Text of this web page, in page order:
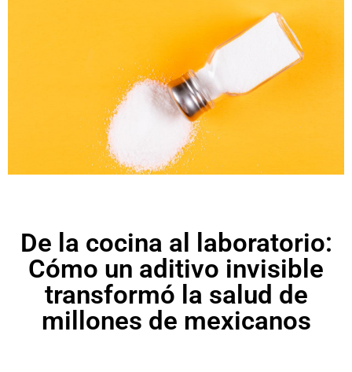
De la cocina al laboratorio:
Cómo un aditivo invisible
transformó la salud de
millones de mexicanos